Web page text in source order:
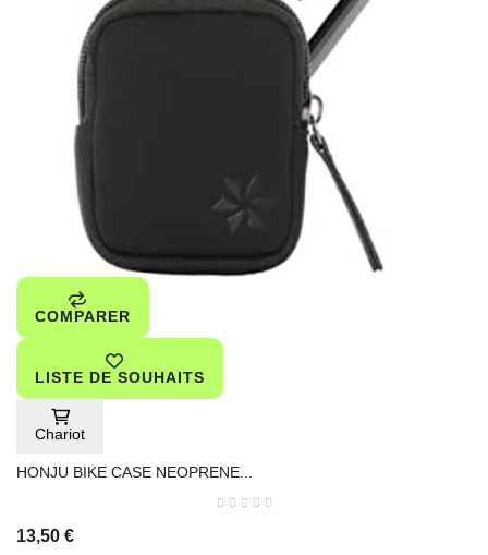
COMPARER
LISTE DE SOUHAITS
Chariot
HONJU BIKE CASE NEOPRENE...
13,50 €